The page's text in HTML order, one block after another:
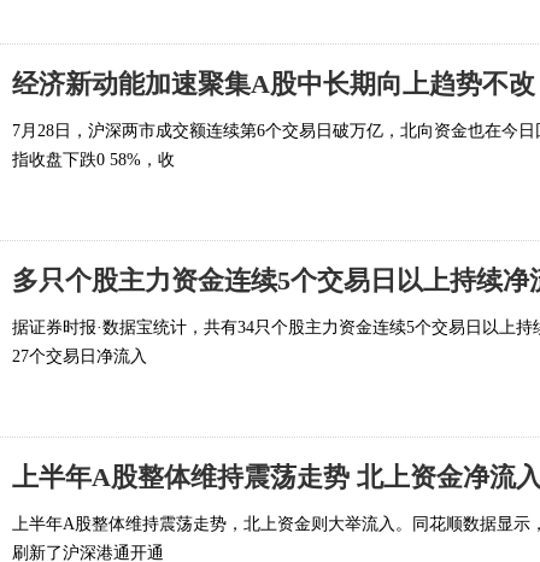
经济新动能加速聚集A股中长期向上趋势不
7月28日，沪深两市成交额连续第6个交易日破万亿，北向资金也在今
指收盘下跌0 58%，收
多只个股主力资金连续5个交易日以上持续净
据证券时报·数据宝统计，共有34只个股主力资金连续5个交易日以上
27个交易日净流入
上半年A股整体维持震荡走势 北上资金净流
上半年A股整体维持震荡走势，北上资金则大举流入。同花顺数据显
刷新了沪深港通开通